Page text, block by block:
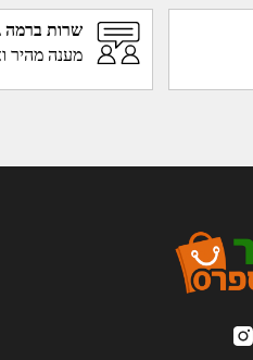
שרות ברמה
מענה מהיר